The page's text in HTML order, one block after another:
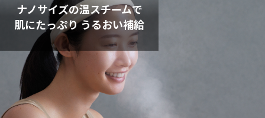
ナノサイズの温スチームで
肌にたっぷり うるおい補給